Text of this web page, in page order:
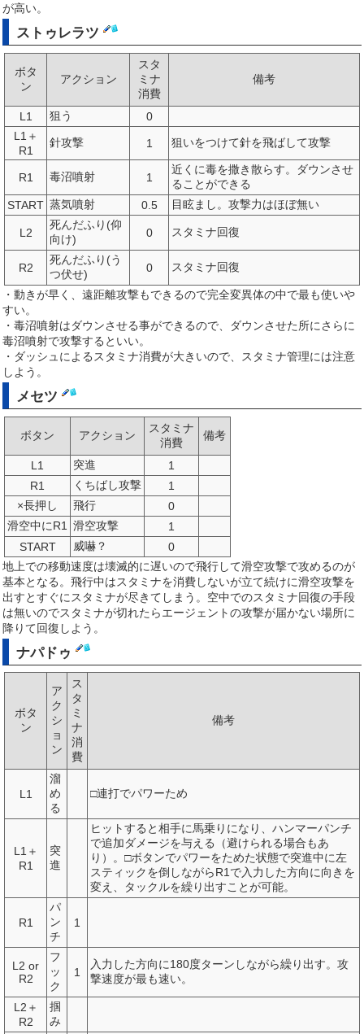
が高い。
ストゥレラツ
ボタ
ン
アクション
スタ
ミナ
消費
備考
L1 狙う
0
L1＋
R1
針攻撃 1 狙いをつけて針を飛ばして攻撃
R1 毒沼噴射 1
近くに毒を撒き散らす。ダウンさせ
ることができる
START 蒸気噴射 0.5 目眩まし。攻撃力はほぼ無い
L2
死んだふり(仰
向け)
0 スタミナ回復
R2
死んだふり(う
つ伏せ)
0 スタミナ回復
・動きが早く、遠距離攻撃もできるので完全変異体の中で最も使いや
すい。
・毒沼噴射はダウンさせる事ができるので、ダウンさせた所にさらに
毒沼噴射で攻撃するといい。
・ダッシュによるスタミナ消費が大きいので、スタミナ管理には注意
しよう。
メセツ
ボタン アクション
スタミナ
消費
備考
L1 突進
1
R1
くちばし攻撃
1
×長押し
飛行
0
滑空中にR1
滑空攻撃
1
START
威嚇？
0
地上での移動速度は壊滅的に遅いので飛行して滑空攻撃で攻めるのが
基本となる。飛行中はスタミナを消費しないが立て続けに滑空攻撃を
出すとすぐにスタミナが尽きてしまう。空中でのスタミナ回復の手段
は無いのでスタミナが切れたらエージェントの攻撃が届かない場所に
降りて回復しよう。
ナパドゥ
ボタ
ン
ア
ク
シ
ョ
ン
ス
タ
ミ
ナ
消
費
備考
L1
溜
め
る
□連打でパワーため
L1＋
R1
突
進
ヒットすると相手に馬乗りになり、ハンマーパンチ
で追加ダメージを与える（避けられる場合もあ
り）。□ボタンでパワーをためた状態で突進中に左
スティックを倒しながらR1で入力した方向に向きを
変え、タックルを繰り出すことが可能。
R1
パ
ン
チ
1
L2 or
R2
フ
ッ
ク
1
入力した方向に180度ターンしながら繰り出す。攻
撃速度が最も速い。
L2＋
R2
掴
み